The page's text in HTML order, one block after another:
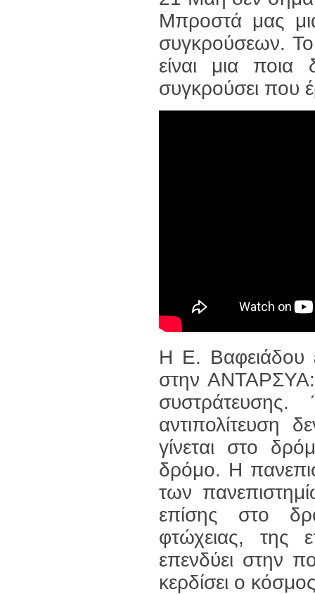
Μπροστά μας
συγκρούσεων. Το
είναι μια ποια
συγκρούσει που
Η Ε. Βαφειάδου
στην ΑΝΤΑΡΣΥΑ:
αντιπολίτευση
γίνεται στο
δρόμο. Η
των
επίσης στο
φτώχειας, της
επενδύει στην
κερδίσει ο